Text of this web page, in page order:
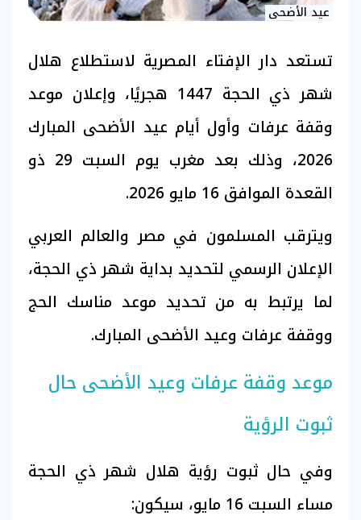
عيد الأضحى
تستعد دار الإفتاء المصرية لاستطلاع هلال
شهر ذي الحجة 1447 هجريًا، وإعلان موعد
وقفة عرفات وأول أيام عيد الأضحى المبارك
2026، وذلك بعد مغرب يوم السبت 29 ذو
القعدة الموافق 16 مايو 2026.
ويترقب المسلمون في مصر والعالم العربي
الإعلان الرسمي لتحديد بداية شهر ذي الحجة،
لما يرتبط به من تحديد موعد مناسك الحج
ووقفة عرفات وعيد الأضحى المبارك.
موعد وقفة عرفات وعيد الأضحى حال
ثبوت الرؤية
وفي حال ثبوت رؤية هلال شهر ذي الحجة
مساء السبت 16 مايو، سيكون: